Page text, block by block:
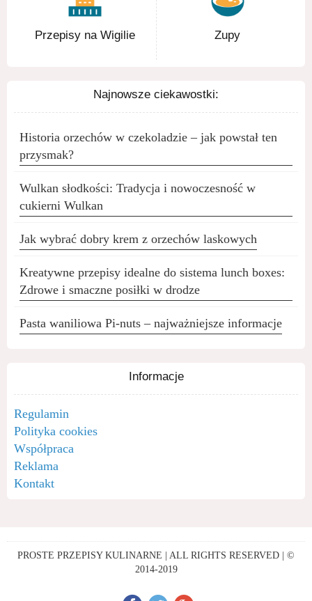
Przepisy na Wigilie Zupy
Najnowsze ciekawostki:
Historia orzechów w czekoladzie – jak powstał ten
przysmak?
Wulkan słodkości: Tradycja i nowoczesność w
cukierni Wulkan
Jak wybrać dobry krem z orzechów laskowych
Kreatywne przepisy idealne do sistema lunch boxes:
Zdrowe i smaczne posiłki w drodze
Pasta waniliowa Pi-nuts – najważniejsze informacje
Informacje
Regulamin
Polityka cookies
Współpraca
Reklama
Kontakt
PROSTE PRZEPISY KULINARNE | ALL RIGHTS RESERVED | ©
2014-2019